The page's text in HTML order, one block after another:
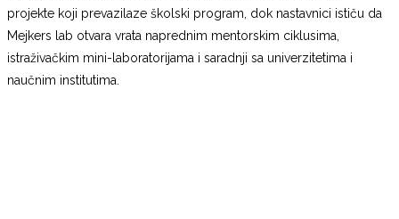
projekte koji prevazilaze školski program, dok nastavnici ističu da
Mejkers lab otvara vrata naprednim mentorskim ciklusima,
istraživačkim mini-laboratorijama i saradnji sa univerzitetima i
naučnim institutima.